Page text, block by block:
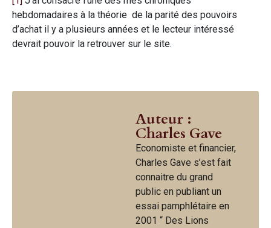
hebdomadaires à la théorie de la parité des pouvoirs
d’achat il y a plusieurs années et le lecteur intéressé
devrait pouvoir la retrouver sur le site.
Auteur :
Charles Gave
Economiste et financier,
Charles Gave s’est fait
connaitre du grand
public en publiant un
essai pamphlétaire en
2001 “ Des Lions